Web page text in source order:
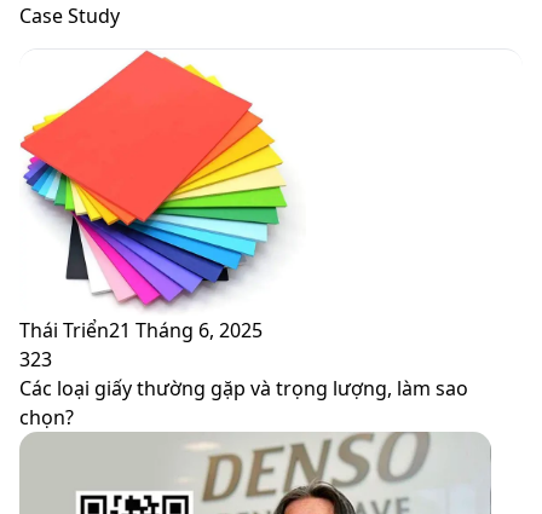
skin
Case Study
Thái Triển21 Tháng 6, 2025
323
Các loại giấy thường gặp và trọng lượng, làm sao
chọn?